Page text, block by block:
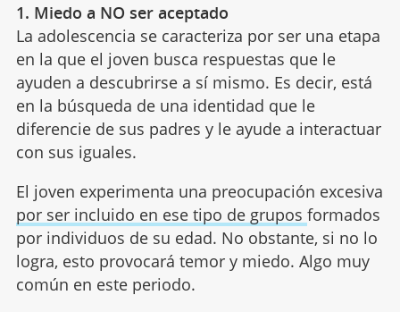
1. Miedo a NO ser aceptado
La adolescencia se caracteriza por ser una etapa
en la que el joven busca respuestas que le
ayuden a descubrirse a sí mismo. Es decir, está
en la búsqueda de una identidad que le
diferencie de sus padres y le ayude a interactuar
con sus iguales.
El joven experimenta una preocupación excesiva
por ser incluido en ese tipo de grupos formados
por individuos de su edad. No obstante, si no lo
logra, esto provocará temor y miedo. Algo muy
común en este periodo.